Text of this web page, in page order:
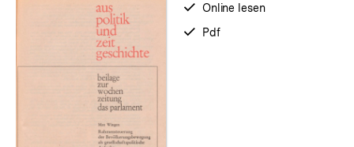
verfügbar
Online lesen
verfügbar
Pdf